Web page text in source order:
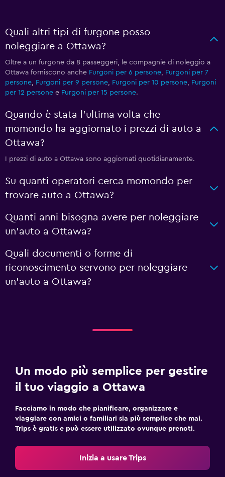
Quali altri tipi di furgone posso
noleggiare a Ottawa?
Oltre a un furgone da 8 passeggeri, le compagnie di noleggio a
Ottawa forniscono anche Furgoni per 6 persone, Furgoni per 7
persone, Furgoni per 9 persone, Furgoni per 10 persone, Furgoni
per 12 persone e Furgoni per 15 persone.
Quando è stata l'ultima volta che
momondo ha aggiornato i prezzi di auto a
Ottawa?
I prezzi di auto a Ottawa sono aggiornati quotidianamente.
Su quanti operatori cerca momondo per
trovare auto a Ottawa?
Quanti anni bisogna avere per noleggiare
un'auto a Ottawa?
Quali documenti o forme di
riconoscimento servono per noleggiare
un'auto a Ottawa?
Un modo più semplice per gestire
il tuo viaggio a Ottawa
Facciamo in modo che pianificare, organizzare e
viaggiare con amici o familiari sia più semplice che mai.
Trips è gratis e può essere utilizzato ovunque prenoti.
Inizia a usare Trips